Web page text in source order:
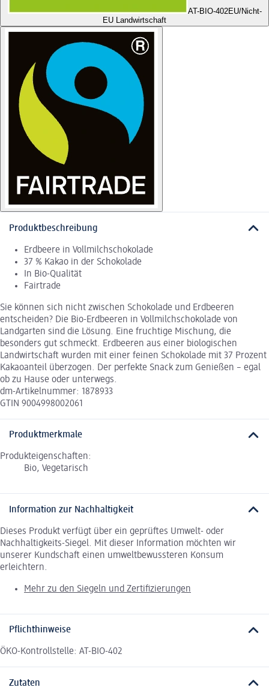
AT-BIO-402EU/Nicht-
EU Landwirtschaft
Produktbeschreibung
Erdbeere in Vollmilchschokolade
37 % Kakao in der Schokolade
In Bio-Qualität
Fairtrade
Sie können sich nicht zwischen Schokolade und Erdbeeren
entscheiden? Die Bio-Erdbeeren in Vollmilchschokolade von
Landgarten sind die Lösung. Eine fruchtige Mischung, die
besonders gut schmeckt. Erdbeeren aus einer biologischen
Landwirtschaft wurden mit einer feinen Schokolade mit 37 Prozent
Kakaoanteil überzogen. Der perfekte Snack zum Genießen – egal
ob zu Hause oder unterwegs.
dm-Artikelnummer: 1878933
GTIN 9004998002061
Produktmerkmale
Produkteigenschaften:
Bio, Vegetarisch
Information zur Nachhaltigkeit
Dieses Produkt verfügt über ein geprüftes Umwelt- oder
Nachhaltigkeits-Siegel. Mit dieser Information möchten wir
unserer Kundschaft einen umweltbewussteren Konsum
erleichtern.
Mehr zu den Siegeln und Zertifizierungen
Pflichthinweise
ÖKO-Kontrollstelle: AT-BIO-402
Zutaten